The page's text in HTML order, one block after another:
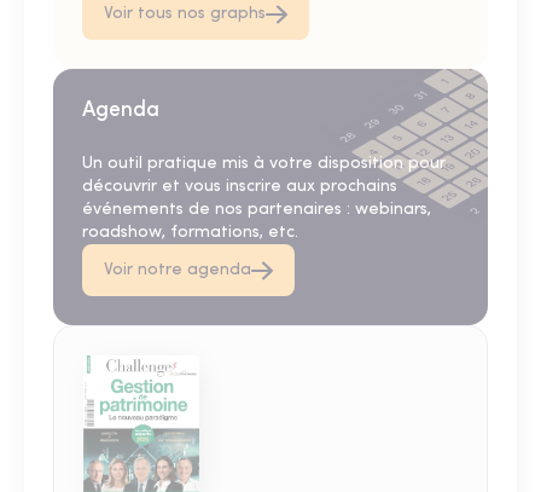
Voir tous nos graphs
Agenda
Un outil pratique mis à votre disposition pour
découvrir et vous inscrire aux prochains
événements de nos partenaires : webinars,
roadshow, formations, etc.
Voir notre agenda